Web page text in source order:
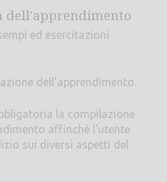
dell'apprendimento
ed esercitazioni
dell'apprendimento.
la compilazione
affinché l'utente
sui diversi aspetti del